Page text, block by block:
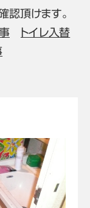
認頂けます。
トイレ入替